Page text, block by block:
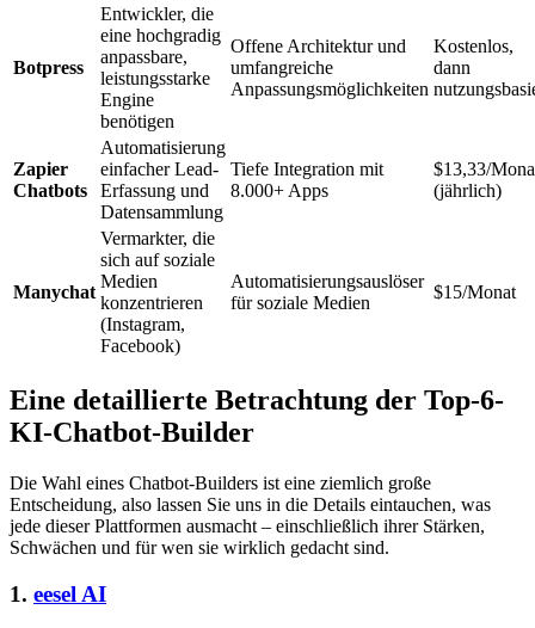
Botpress
Entwickler, die
eine hochgradig
anpassbare,
leistungsstarke
Engine
benötigen
Offene Architektur und
umfangreiche
Anpassungsmöglichkeiten
Kostenlos,
dann
Zapier
Chatbots
Automatisierung
einfacher Lead-
Erfassung und
Datensammlung
Tiefe Integration mit
8.000+ Apps
$13,33/
(jährlich)
Manychat
Vermarkter, die
sich auf soziale
Medien
konzentrieren
(Instagram,
Facebook)
Automatisierungsauslöser
für soziale Medien
$15/Monat
Eine detaillierte Betrachtung der Top-6-
KI-Chatbot-Builder
Die Wahl eines Chatbot-Builders ist eine ziemlich große
Entscheidung, also lassen Sie uns in die Details eintauchen, was
jede dieser Plattformen ausmacht – einschließlich ihrer Stärken,
Schwächen und für wen sie wirklich gedacht sind.
1. eesel AI